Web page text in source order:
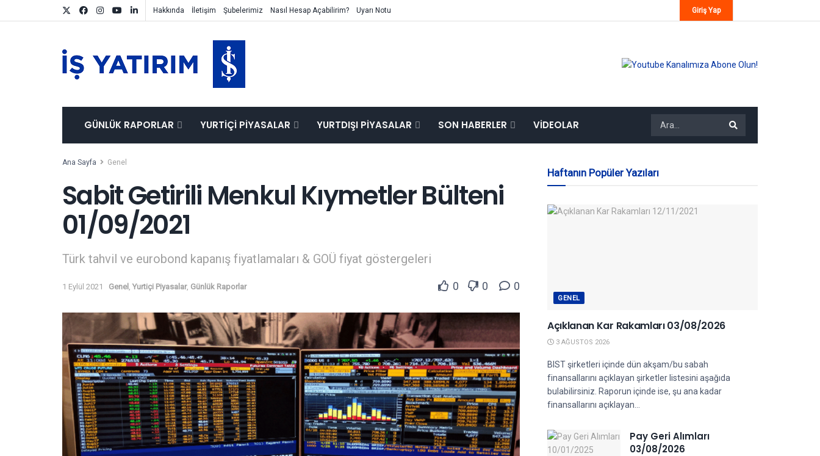
Hakkında İletişim Şubelerimiz Nasıl Hesap Açabilirim? Uyarı Notu Giriş Yap
GÜNLÜK RAPORLAR YURTIÇI PIYASALAR YURTDIŞI PIYASALAR SON HABERLER VIDEOLAR
Ana Sayfa Genel
Sabit Getirili Menkul Kıymetler Bülteni
01/09/2021
Türk tahvil ve eurobond kapanış fiyatlamaları & GOÜ fiyat göstergeleri
1 Eylül 2021 Genel Yurtiçi Piyasalar, Günlük Raporlar 0 0 0
Haftanın Popüler Yazıları
GENEL
Açıklanan Kar Rakamları 03/08/2026
3 AĞUSTOS 2026
BIST şirketleri içinde dün akşam/bu sabah
finansallarını açıklayan şirketler listesini aşağıda
bulabilirsiniz. Raporun içinde ise, şu ana kadar
finansallarını açıklayan...
Pay Geri Alımları
03/08/2026